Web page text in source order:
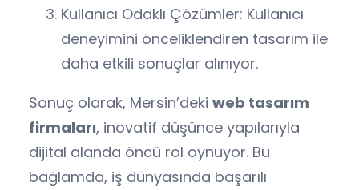
Kullanıcı Odaklı Çözümler: Kullanıcı
deneyimini önceliklendiren tasarım ile
daha etkili sonuçlar alınıyor.
Sonuç olarak, Mersin’deki web tasarım
firmaları, inovatif düşünce yapılarıyla
dijital alanda öncü rol oynuyor. Bu
bağlamda, iş dünyasında başarılı